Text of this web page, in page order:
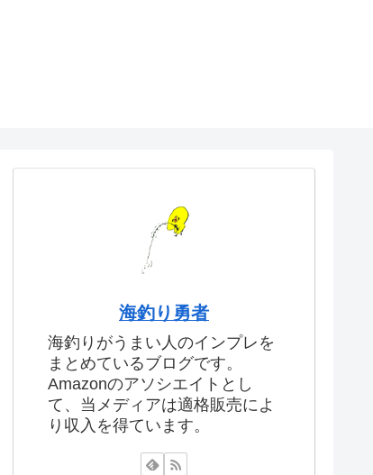
海釣り勇者
海釣りがうまい人のインプレを
まとめているブログです。
Amazonのアソシエイトとし
て、当メディアは適格販売によ
り収入を得ています。